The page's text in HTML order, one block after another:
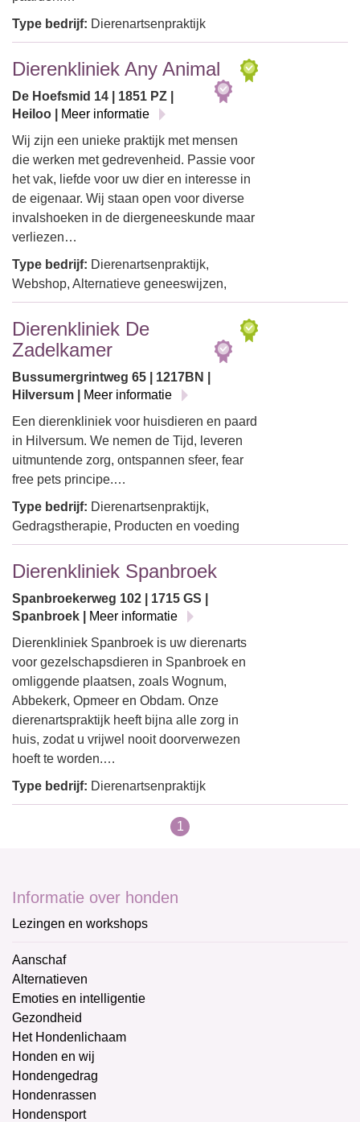
Type bedrijf: Dierenartsenpraktijk
Dierenkliniek Any Animal
De Hoefsmid 14 | 1851 PZ |
Heiloo |
Meer informatie
Wij zijn een unieke praktijk met mensen
die werken met gedrevenheid. Passie voor
het vak, liefde voor uw dier en interesse in
de eigenaar. Wij staan open voor diverse
invalshoeken in de diergeneeskunde maar
verliezen…
Type bedrijf: Dierenartsenpraktijk,
Webshop, Alternatieve geneeswijzen,
Dierenkliniek De
Zadelkamer
Bussumergrintweg 65 | 1217BN |
Hilversum |
Meer informatie
Een dierenkliniek voor huisdieren en paard
in Hilversum. We nemen de Tijd, leveren
uitmuntende zorg, ontspannen sfeer, fear
free pets principe.…
Type bedrijf: Dierenartsenpraktijk,
Gedragstherapie, Producten en voeding
Dierenkliniek Spanbroek
Spanbroekerweg 102 | 1715 GS |
Spanbroek |
Meer informatie
Dierenkliniek Spanbroek is uw dierenarts
voor gezelschapsdieren in Spanbroek en
omliggende plaatsen, zoals Wognum,
Abbekerk, Opmeer en Obdam. Onze
dierenartspraktijk heeft bijna alle zorg in
huis, zodat u vrijwel nooit doorverwezen
hoeft te worden.…
Type bedrijf: Dierenartsenpraktijk
1
Informatie over honden
Lezingen en workshops
Aanschaf
Alternatieven
Emoties en intelligentie
Gezondheid
Het Hondenlichaam
Honden en wij
Hondengedrag
Hondenrassen
Hondensport